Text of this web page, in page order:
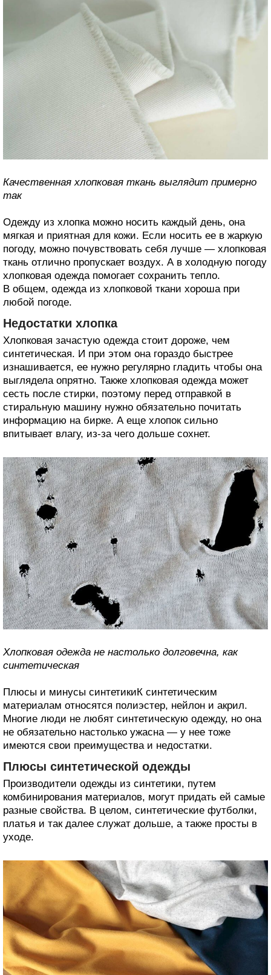
Качественная хлопковая ткань выглядит примерно
так
Одежду из хлопка можно носить каждый день, она
мягкая и приятная для кожи. Если носить ее в жаркую
погоду, можно почувствовать себя лучше — хлопковая
ткань отлично пропускает воздух. А в холодную погоду
хлопковая одежда помогает сохранить тепло.
В общем, одежда из хлопковой ткани хороша при
любой погоде.
Недостатки хлопка
Хлопковая зачастую одежда стоит дороже, чем
синтетическая. И при этом она гораздо быстрее
изнашивается, ее нужно регулярно гладить чтобы она
выглядела опрятно. Также хлопковая одежда может
сесть после стирки, поэтому перед отправкой в
стиральную машину нужно обязательно почитать
информацию на бирке. А еще хлопок сильно
впитывает влагу, из-за чего дольше сохнет.
Хлопковая одежда не настолько долговечна, как
синтетическая
Плюсы и минусы синтетикиК синтетическим
материалам относятся полиэстер, нейлон и акрил.
Многие люди не любят синтетическую одежду, но она
не обязательно настолько ужасна — у нее тоже
имеются свои преимущества и недостатки.
Плюсы синтетической одежды
Производители одежды из синтетики, путем
комбинирования материалов, могут придать ей самые
разные свойства. В целом, синтетические футболки,
платья и так далее служат дольше, а также просты в
уходе.